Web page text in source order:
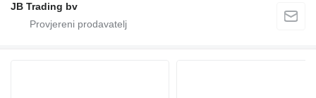
JB Trading bv